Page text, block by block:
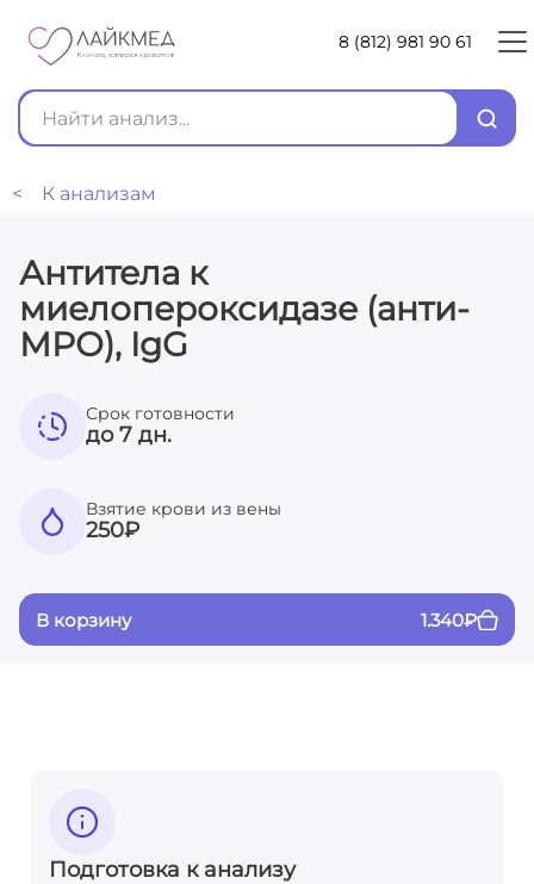
8 (812) 981 90 61
< К анализам
Антитела к
миелопероксидазе (анти-
МРО), IgG
Срок готовности
до 7 дн.
Взятие крови из вены
250₽
В корзину 1.340₽
Подготовка к анализу